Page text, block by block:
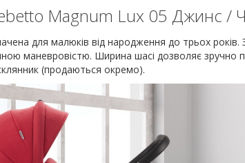
Magnum Lux 05 Джинс /
для малюків від народження до трьох років.
маневровістю. Ширина шасі дозволяє зручно
(продаються окремо).